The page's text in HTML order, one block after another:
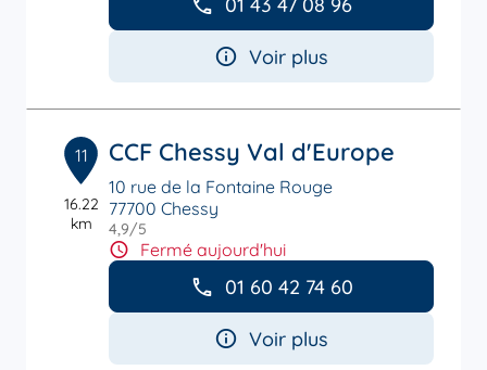
Voir plus
11
16.22
km
CCF Chessy Val d'Europe
10 rue de la Fontaine Rouge
77700 Chessy
4,9/5
Fermé aujourd'hui
01 60 42 74 60
Voir plus